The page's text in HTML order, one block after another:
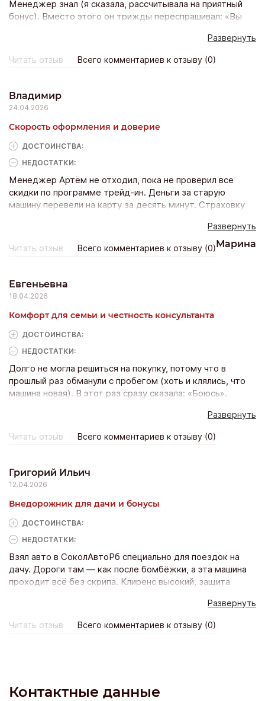
Менеджер знал (я сказала, рассчитывала на приятный
бонус). Вместо этого он трижды переспрашивал: «Вы
Вашей зарплаты вряд ли хватит». Хотя я принесла
справку о доходах. Потом «забыл» меня на час. Потом
сказал: «С праздником, конечно, но скидку в честь дня
магазин». Я расплакалась прямо в зале и ушла. Испортил
праздник. Унизил. Никогда не вернусь и всех знакомых
Развернуть
Читать отзыв Всего комментариев к отзыву (0)
Владимир
24.04.2026
Скорость оформления и доверие
ДОСТОИНCТВА:
НЕДОСТАТКИ:
Менеджер Артём не отходил, пока не проверил все
скидки по программе трейд-ин. Деньги за старую
машину перевели на карту за десять минут. Страховку
работе предлагали. Забрал авто с защитными плёнками
на порогах в подарок. Чётко, быстро, по-человечески.
Развернуть
Читать отзыв Всего комментариев к отзыву (0)Марина
Евгеньевна
18.04.2026
Комфорт для семьи и честность консультанта
ДОСТОИНCТВА:
НЕДОСТАТКИ:
Долго не могла решиться на покупку, потому что в
прошлый раз обманули с пробегом (хоть и клялись, что
машина новая). В этот раз сразу сказала: «Боюсь».
историю авто по VIN-коду, пригласил на осмотр на
подъёмнике. Я увидела все узлы своими глазами — ни
одной подтёки, всё в заводской смазке. Далее
багажником для двух колясок и креслом ISOFIX сзади.
Очень порадовало, что при тест-драйве Илья сел сзади
я ездила. Кредит одобрили даже с моим статусом
самозанятой, без справок. Выезжала как королева.
Теперь боюсь только одного — что муж захочет тоже
такую же.
Развернуть
Читать отзыв Всего комментариев к отзыву (0)
Григорий Ильич
12.04.2026
Внедорожник для дачи и бонусы
ДОСТОИНCТВА:
НЕДОСТАТКИ:
Взял авто в СоколАвтоРб специально для поездок на
дачу. Дороги там — как после бомбёжки, а эта машина
проходит всё без скрипа. Клиренс высокий, защита
стройматериалы возить. Дали две внеплановых замены
масла в подарок и набор инструментов. Подписал
Развернуть
Читать отзыв Всего комментариев к отзыву (0)
Контактные данные